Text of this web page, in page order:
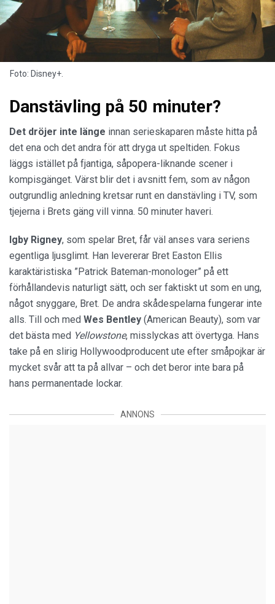
Foto: Disney+.
Danstävling på 50 minuter?
Det dröjer inte länge innan serieskaparen måste hitta på
det ena och det andra för att dryga ut speltiden. Fokus
läggs istället på fjantiga, såpopera-liknande scener i
kompisgänget. Värst blir det i avsnitt fem, som av någon
outgrundlig anledning kretsar runt en danstävling i TV, som
tjejerna i Brets gäng vill vinna. 50 minuter haveri.
Igby Rigney, som spelar Bret, får väl anses vara seriens
egentliga ljusglimt. Han levererar Bret Easton Ellis
karaktäristiska ”Patrick Bateman-monologer” på ett
förhållandevis naturligt sätt, och ser faktiskt ut som en ung,
något snyggare, Bret. De andra skådespelarna fungerar inte
alls. Till och med Wes Bentley (American Beauty), som var
det bästa med Yellowstone, misslyckas att övertyga. Hans
take på en slirig Hollywoodproducent ute efter småpojkar är
mycket svår att ta på allvar – och det beror inte bara på
hans permanentade lockar.
ANNONS